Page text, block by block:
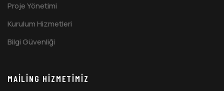
Proje Yönetimi
Kurulum Hizmetleri
Bilgi Güvenliği
MAILING HIZMETIMIZ